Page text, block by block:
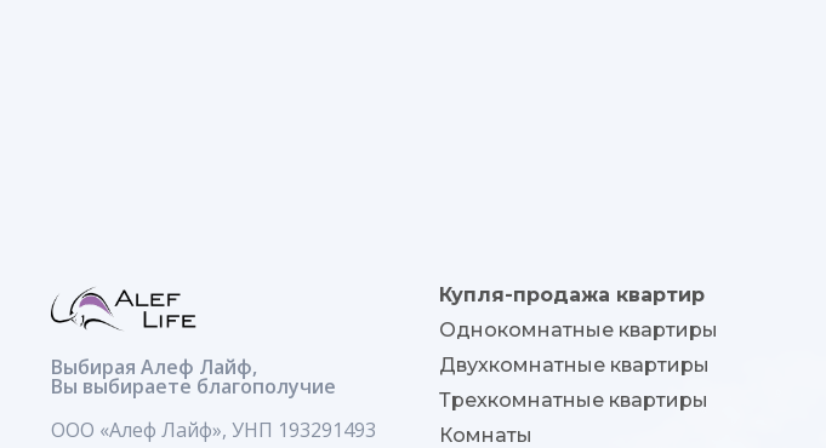
Выбирая Алеф Лайф,
Вы выбираете благополучие
ООО «Алеф Лайф», УНП 193291493
Купля-продажа квартир
Однокомнатные квартиры
Двухкомнатные квартиры
Трехкомнатные квартиры
Комнаты